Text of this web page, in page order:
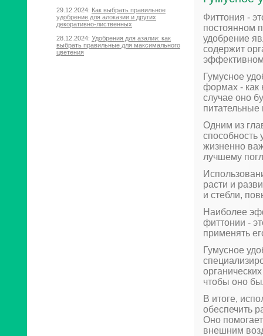
29.12.2024: Как выбрать правильное
удобрение для алоказии и других
декоративно-лиственных
28.12.2024: Удобрения для азалии: как
выбрать правильные для максимального
цветения
Фиттония -
постоянном
удобрение
содержит
Гумусное
формах - как
случае оно
Одним из
способность
жизненно
лучшему
расти и
и стебли,
Наиболее
фиттонии -
применять
Гумусное
чтобы оно
В итоге,
обеспечить
Оно
внешним